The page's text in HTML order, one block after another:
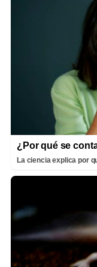
¿Por qué se
La ciencia explica por